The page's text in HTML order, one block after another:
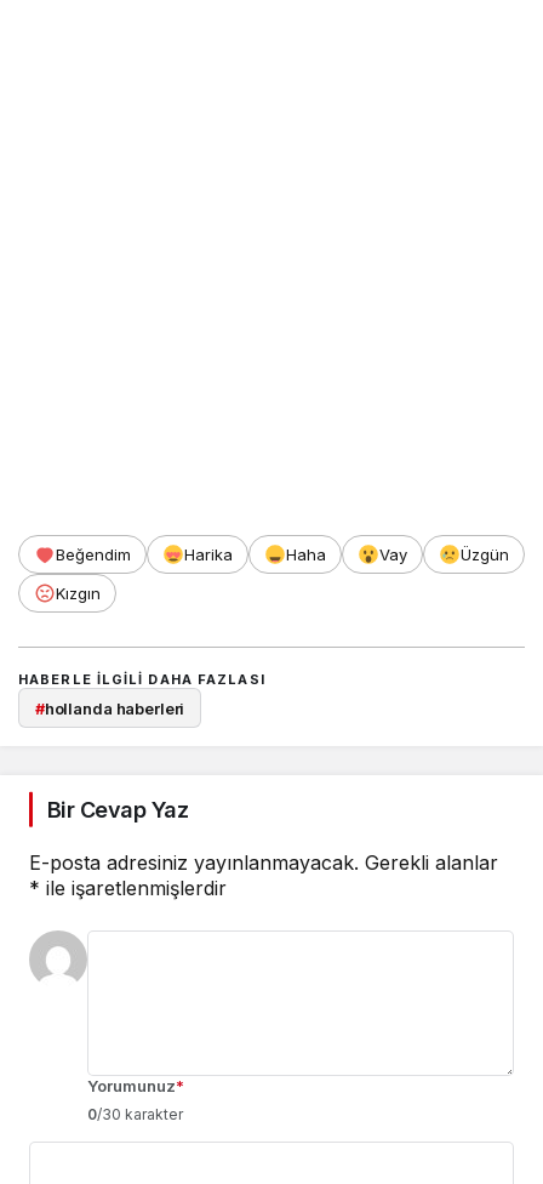
Beğendim Harika Haha Vay
Üzgün
Kızgın
HABERLE ILGILI DAHA FAZLASI
#hollanda haberleri
Bir Cevap Yaz
E-posta adresiniz yayınlanmayacak. Gerekli alanlar
* ile işaretlenmişlerdir
Yorumunuz*
0/30 karakter